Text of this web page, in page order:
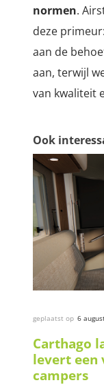
normen.
deze
aan de
aan, terwijl
van kwaliteit
Ook
geplaatst op 6
Carthago
levert een
campers